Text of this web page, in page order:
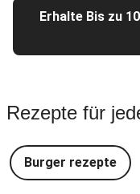
Erhalte Bis zu
Rezepte für
Burger rezepte